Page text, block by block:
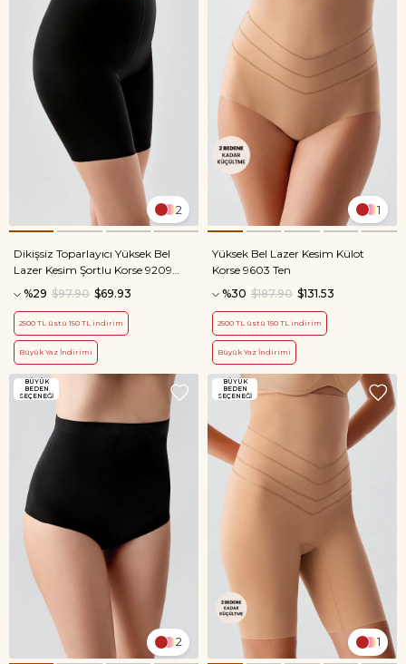
2
Dikişsiz Toparlayıcı Yüksek Bel
Lazer Kesim Şortlu Korse 9209
Siyah
%29 $69.93
$97.90
2500 TL üstü 150 TL indirim
Büyük Yaz İndirimi
1
Yüksek Bel Lazer Kesim Külot
Korse 9603 Ten
%30
$131.53
$187.90
2500 TL üstü 150 TL indirim
Büyük Yaz İndirimi
2
BÜYÜK
BEDEN
SEÇENEĞİ
1
BÜYÜK
BEDEN
SEÇENEĞİ